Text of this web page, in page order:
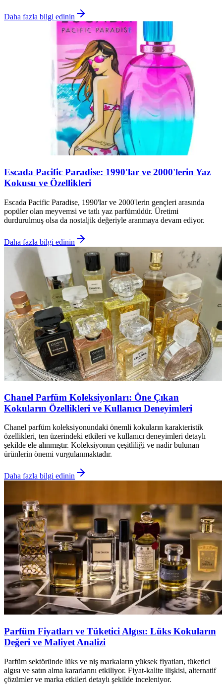
Daha fazla bilgi edinin
Escada Pacific Paradise: 1990'lar ve 2000'lerin Yaz
Kokusu ve Özellikleri
Escada Pacific Paradise, 1990'lar ve 2000'lerin gençleri arasında
popüler olan meyvemsi ve tatlı yaz parfümüdür. Üretimi
durdurulmuş olsa da nostaljik değeriyle aranmaya devam ediyor.
Daha fazla bilgi edinin
Chanel Parfüm Koleksiyonları: Öne Çıkan
Kokuların Özellikleri ve Kullanıcı Deneyimleri
Chanel parfüm koleksiyonundaki önemli kokuların karakteristik
özellikleri, ten üzerindeki etkileri ve kullanıcı deneyimleri detaylı
şekilde ele alınmıştır. Koleksiyonun çeşitliliği ve nadir bulunan
ürünlerin önemi vurgulanmaktadır.
Daha fazla bilgi edinin
Parfüm Fiyatları ve Tüketici Algısı: Lüks Kokuların
Değeri ve Maliyet Analizi
Parfüm sektöründe lüks ve niş markaların yüksek fiyatları, tüketici
algısı ve satın alma kararlarını etkiliyor. Fiyat-kalite ilişkisi, alternatif
çözümler ve marka etkileri detaylı şekilde inceleniyor.